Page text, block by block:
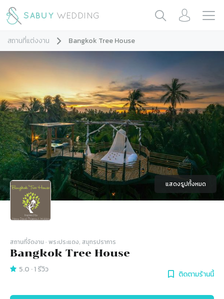
สถานที่แต่งงาน Bangkok Tree House
แสดงรูปทั้งหมด
สถานที่จัดงาน · พระประแดง, สมุทรปราการ
Bangkok Tree House
5.0 ·1รีวิว ติดตามร้านนี้